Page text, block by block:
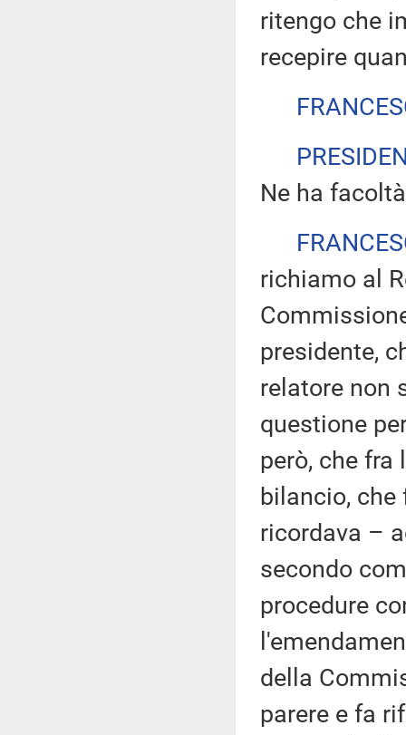
ritengo che
recepire
Ne ha
richiamo al
presidente,
relatore non
questione
però, che
bilancio,
ricordava –
secondo
procedure
della
parere e fa